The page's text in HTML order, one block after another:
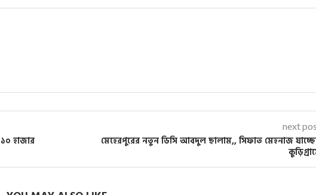
হাজার
next
মেহেরপুরের নতুন ডিসি আবদুল ছালাম,, সিফাত মেহনাজ